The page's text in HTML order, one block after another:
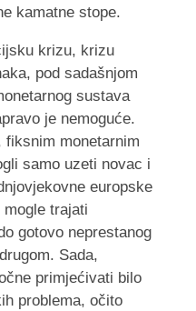
kamatne stope.
krizu, krizu
pod sadašnjom
sustava
je nemoguće.
fiksnim monetarnim
samo uzeti novac i
europske
trajati
gotovo neprestanog
Sada,
primjećivati bilo
problema, očito